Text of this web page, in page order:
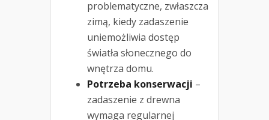
problematyczne, zwłaszcza
zimą, kiedy zadaszenie
uniemożliwia dostęp
światła słonecznego do
wnętrza domu.
Potrzeba konserwacji –
zadaszenie z drewna
wymaga regularnej